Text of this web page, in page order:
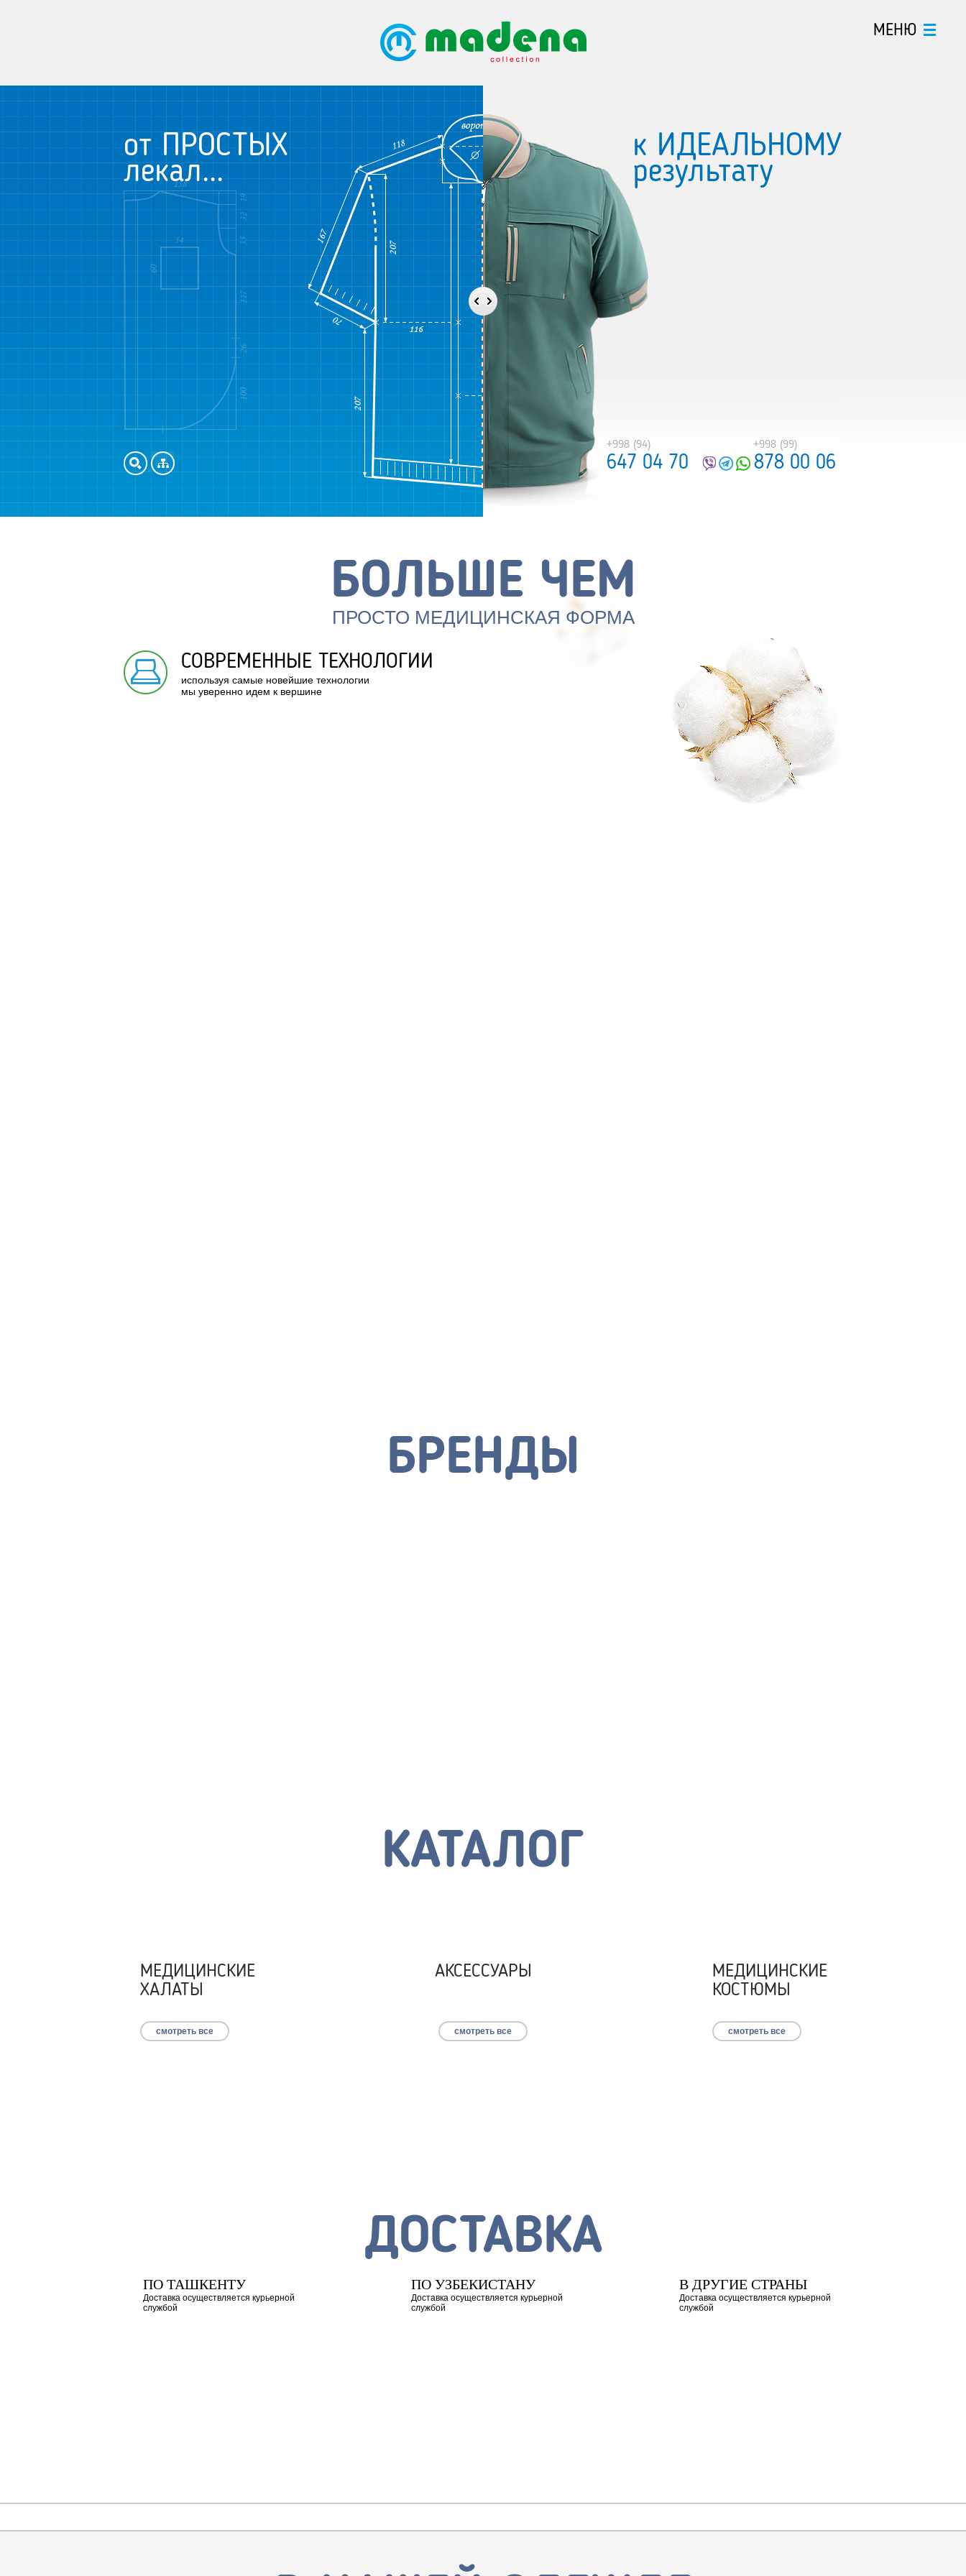
МЕНЮ
к ИДЕАЛЬНОМУ
результату
+998 (94)
647 04 70
+998 (99)
878 00 06
от ПРОСТЫХ
лекал...
+998 (94)
647 04 70
+998 (99)
878 00 06
БОЛЬШЕ ЧЕМ
ПРОСТО МЕДИЦИНСКАЯ ФОРМА
СОВРЕМЕННЫЕ ТЕХНОЛОГИИ
используя самые новейшие технологии
мы уверенно идем к вершине
БРЕНДЫ
КАТАЛОГ
МЕДИЦИНСКИЕ
ХАЛАТЫ
смотреть все
АКСЕССУАРЫ
смотреть все
МЕДИЦИНСКИЕ
КОСТЮМЫ
смотреть все
ДОСТАВКА
ПО ТАШКЕНТУ
Доставка осуществляется курьерной
службой
ПО УЗБЕКИСТАНУ
Доставка осуществляется курьерной
службой
В ДРУГИЕ СТРАНЫ
Доставка осуществляется курьерной
службой